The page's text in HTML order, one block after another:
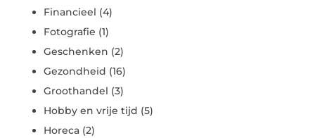
Financieel (4)
Fotografie (1)
Geschenken (2)
Gezondheid (16)
Groothandel (3)
Hobby en vrije tijd (5)
Horeca (2)